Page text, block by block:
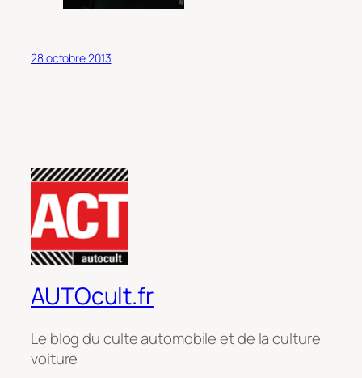
28 octobre 2013
AUTOcult.fr
Le blog du culte automobile et de la culture
voiture